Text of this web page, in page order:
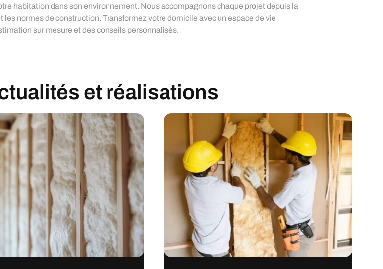
habitation dans son environnement. Nous accompagnons chaque projet depuis la
normes de construction. Transformez votre domicile avec un espace de vie
sur mesure et des conseils personnalisés.
et réalisations